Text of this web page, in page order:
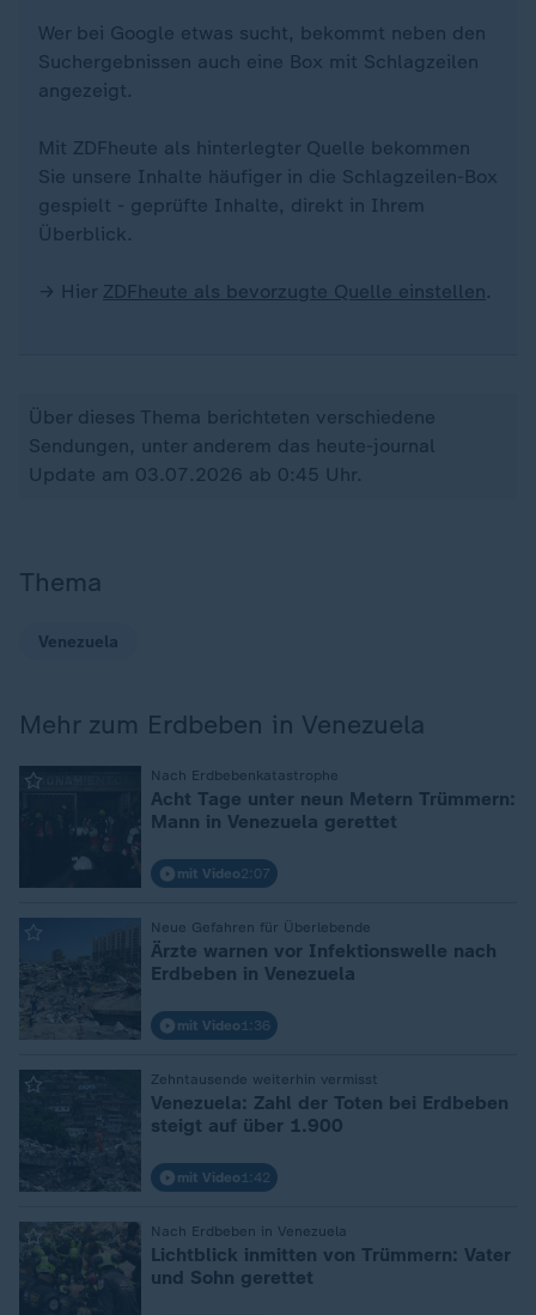
Wer bei Google etwas sucht, bekommt neben den
Suchergebnissen auch eine Box mit Schlagzeilen
angezeigt.
Mit ZDFheute als hinterlegter Quelle bekommen
Sie unsere Inhalte häufiger in die Schlagzeilen-Box
gespielt - geprüfte Inhalte, direkt in Ihrem
Überblick.
→ Hier ZDFheute als bevorzugte Quelle einstellen.
Über dieses Thema berichteten verschiedene
Sendungen, unter anderem das heute-journal
Update am 03.07.2026 ab 0:45 Uhr.
Thema
Venezuela
Mehr zum Erdbeben in Venezuela
Nach Erdbebenkatastrophe
Acht Tage unter neun Metern Trümmern:
Mann in Venezuela gerettet
mit Video2:07
Neue Gefahren für Überlebende
Ärzte warnen vor Infektionswelle nach
Erdbeben in Venezuela
mit Video 1:36
Zehntausende weiterhin vermisst
Venezuela: Zahl der Toten bei Erdbeben
steigt auf über 1.900
mit Video 1:42
Nach Erdbeben in Venezuela
Lichtblick inmitten von Trümmern: Vater
und Sohn gerettet